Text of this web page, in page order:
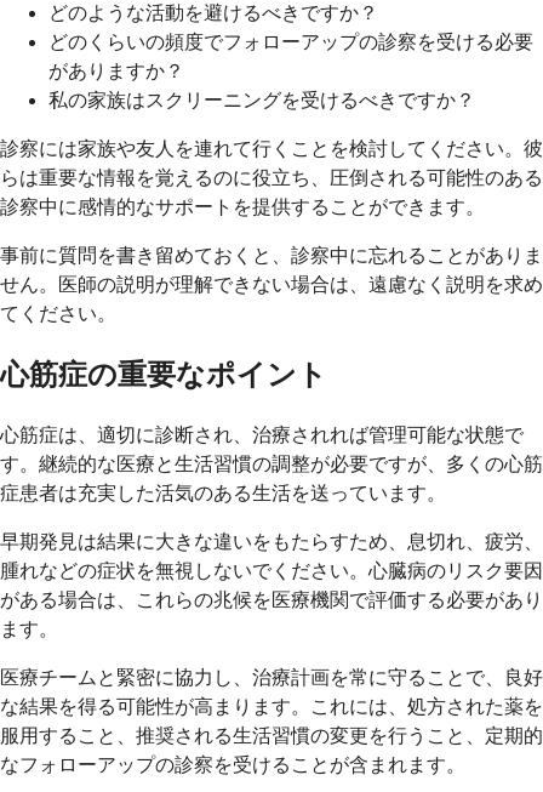
どのような活動を避けるべきですか？
どのくらいの頻度でフォローアップの診察を受ける必要
がありますか？
私の家族はスクリーニングを受けるべきですか？
診察には家族や友人を連れて行くことを検討してください。彼
らは重要な情報を覚えるのに役立ち、圧倒される可能性のある
診察中に感情的なサポートを提供することができます。
事前に質問を書き留めておくと、診察中に忘れることがありま
せん。医師の説明が理解できない場合は、遠慮なく説明を求め
てください。
心筋症の重要なポイント
心筋症は、適切に診断され、治療されれば管理可能な状態で
す。継続的な医療と生活習慣の調整が必要ですが、多くの心筋
症患者は充実した活気のある生活を送っています。
早期発見は結果に大きな違いをもたらすため、息切れ、疲労、
腫れなどの症状を無視しないでください。心臓病のリスク要因
がある場合は、これらの兆候を医療機関で評価する必要があり
ます。
医療チームと緊密に協力し、治療計画を常に守ることで、良好
な結果を得る可能性が高まります。これには、処方された薬を
服用すること、推奨される生活習慣の変更を行うこと、定期的
なフォローアップの診察を受けることが含まれます。